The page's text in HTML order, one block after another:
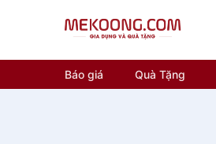
Báo giá Quà Tặng